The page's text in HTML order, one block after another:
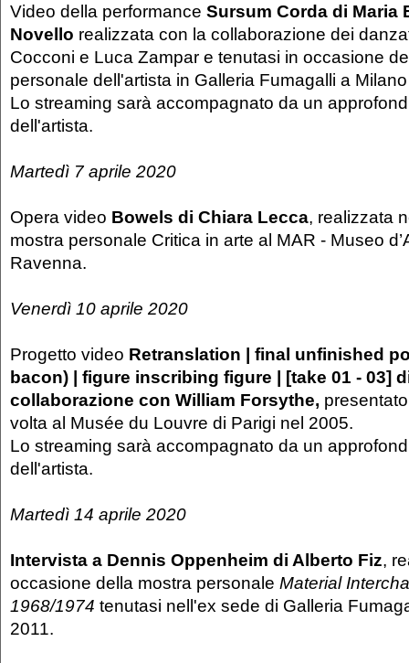
Video della performance Sursum Corda di Maria
Novello realizzata con la collaborazione dei
Cocconi e Luca Zampar e tenutasi in occasione
personale dell'artista in Galleria Fumagalli a
Lo streaming sarà accompagnato da un
dell'artista.
Martedì 7 aprile 2020
Opera video Bowels di Chiara Lecca, realizzata
mostra personale Critica in arte al MAR - Museo
Ravenna.
Venerdì 10 aprile 2020
Progetto video Retranslation | final unfinished
bacon) | figure inscribing figure | [take 01 - 03]
collaborazione con William Forsythe,
volta al Musée du Louvre di Parigi nel 2005.
Lo streaming sarà accompagnato da un
dell'artista.
Martedì 14 aprile 2020
Intervista a Dennis Oppenheim di Alberto Fiz,
occasione della mostra personale Material
1968/1974 tenutasi nell'ex sede di Galleria
2011.